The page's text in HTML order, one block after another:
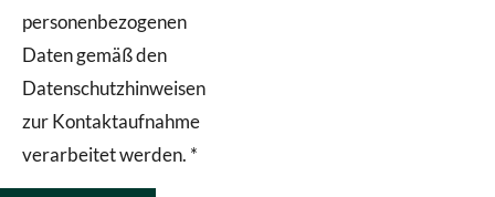
personenbezogenen
Daten gemäß den
Datenschutzhinweisen
zur Kontaktaufnahme
verarbeitet werden. *